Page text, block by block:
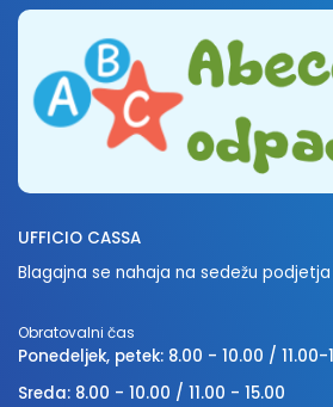
UFFICIO CASSA
Blagajna se nahaja na sedežu podjetja
Obratovalni čas
Ponedeljek, petek: 8.00 - 10.00 / 11.00-
Sreda: 8.00 - 10.00 / 11.00 - 15.00